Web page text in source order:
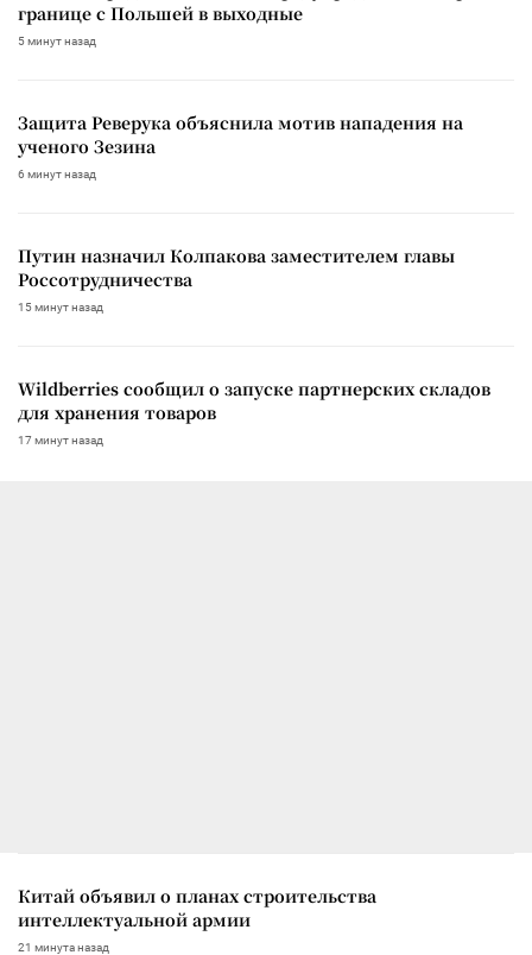
границе с Польшей в выходные
5 минут назад
Защита Реверука объяснила мотив нападения на
ученого Зезина
6 минут назад
Путин назначил Колпакова заместителем главы
Россотрудничества
15 минут назад
Wildberries сообщил о запуске партнерских складов
для хранения товаров
17 минут назад
Китай объявил о планах строительства
интеллектуальной армии
21 минута назад